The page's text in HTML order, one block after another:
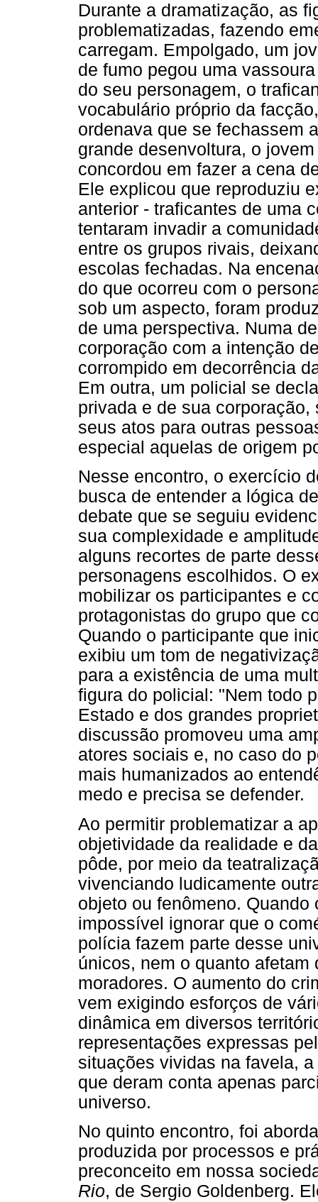
Durante a dramatização, as
problematizadas, fazendo
carregam. Empolgado, um
de fumo pegou uma
do seu personagem, o
vocabulário próprio da
ordenava que se fechassem
grande desenvoltura, o
concordou em fazer a cena
Ele explicou que reproduziu
anterior - traficantes de uma
tentaram invadir a
entre os grupos rivais,
escolas fechadas. Na
do que ocorreu com o
sob um aspecto, foram
de uma perspectiva. Numa
corporação com a intenção
corrompido em decorrência
Em outra, um policial se
privada e de sua
seus atos para outras
especial aquelas de origem
Nesse encontro, o exercício
busca de entender a lógica
debate que se seguiu
sua complexidade e
alguns recortes de parte
personagens escolhidos. O
mobilizar os participantes e
protagonistas do grupo que
Quando o participante que
exibiu um tom de
para a existência de uma
figura do policial: "Nem todo
Estado e dos grandes
discussão promoveu uma
atores sociais e, no caso do
mais humanizados ao
medo e precisa se defender.
Ao permitir problematizar a
objetividade da realidade e
pôde, por meio da
vivenciando ludicamente
objeto ou fenômeno.
impossível ignorar que o
polícia fazem parte desse
únicos, nem o quanto
moradores. O aumento do
vem exigindo esforços de
dinâmica em diversos
representações expressas
situações vividas na favela,
que deram conta apenas
universo.
No quinto encontro, foi
produzida por processos e
preconceito em nossa
Rio, de Sergio Goldenberg.